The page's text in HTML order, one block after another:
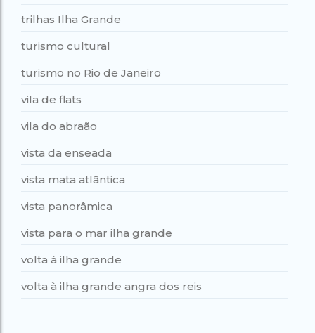
trilhas Ilha Grande
turismo cultural
turismo no Rio de Janeiro
vila de flats
vila do abraão
vista da enseada
vista mata atlântica
vista panorâmica
vista para o mar ilha grande
volta à ilha grande
volta à ilha grande angra dos reis